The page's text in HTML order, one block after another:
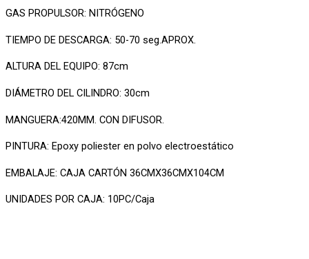
GAS PROPULSOR: NITRÓGENO
TIEMPO DE DESCARGA: 50-70 seg.APROX.
ALTURA DEL EQUIPO: 87cm
DIÁMETRO DEL CILINDRO: 30cm
MANGUERA:420MM. CON DIFUSOR.
PINTURA: Epoxy poliester en polvo electroestático
EMBALAJE: CAJA CARTÓN 36CMX36CMX104CM
UNIDADES POR CAJA: 10PC/Caja